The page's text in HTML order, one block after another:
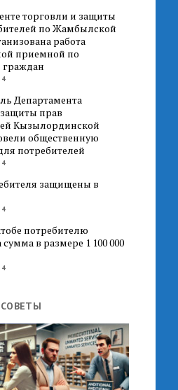
торговли и защиты
по Жамбылской
работа
приемной по
Департамента
прав
Кызылординской
общественную
потребителей
защищены в
потребителю
в размере 1 100 000